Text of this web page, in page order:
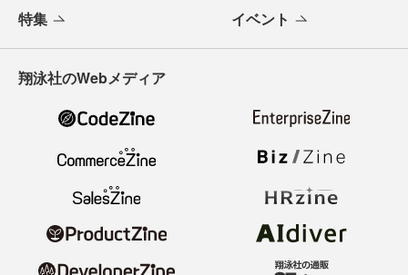
特集 イベント
翔泳社のWebメディア